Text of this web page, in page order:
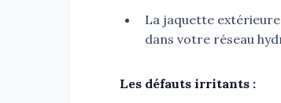
La jaquette
dans votre réseau
Les défauts irritants :